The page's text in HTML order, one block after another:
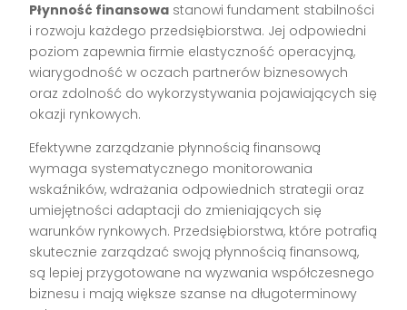
Płynność finansowa stanowi fundament stabilności
i rozwoju każdego przedsiębiorstwa. Jej odpowiedni
poziom zapewnia firmie elastyczność operacyjną,
wiarygodność w oczach partnerów biznesowych
oraz zdolność do wykorzystywania pojawiających się
okazji rynkowych.
Efektywne zarządzanie płynnością finansową
wymaga systematycznego monitorowania
wskaźników, wdrażania odpowiednich strategii oraz
umiejętności adaptacji do zmieniających się
warunków rynkowych. Przedsiębiorstwa, które potrafią
skutecznie zarządzać swoją płynnością finansową,
są lepiej przygotowane na wyzwania współczesnego
biznesu i mają większe szanse na długoterminowy